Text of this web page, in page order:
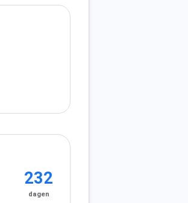
232
dagen